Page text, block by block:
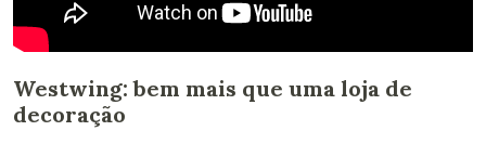
Westwing: bem mais que uma loja de
decoração